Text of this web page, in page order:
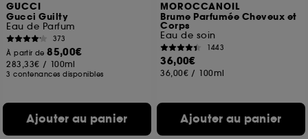
GUCCI
Gucci Guilty
Eau de Parfum
373
À partir de85,00€
283,33€ / 100ml
3 contenances disponibles
Ajouter au panier
MOROCCANOIL
Brume Parfumée Cheveux et
Corps
Eau de soin
1443
36,00€
36,00€ / 100ml
Ajouter au panier